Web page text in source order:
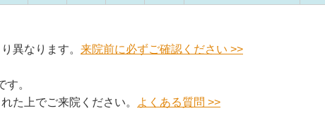
異なります。 来院前に必ずご確認ください >>
。
た上でご来院ください。
よくある質問 >>